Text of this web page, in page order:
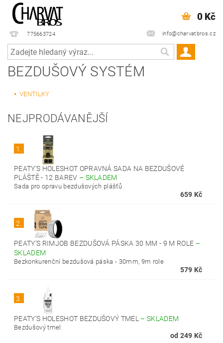
775663724 info@charvatbros.cz
0 Kč
BEZDUŠOVÝ SYSTÉM
VENTILKY
NEJPRODÁVANĚJŠÍ
1.
PEATY'S HOLESHOT OPRAVNÁ SADA NA BEZDUŠOVÉ
PLÁŠTĚ - 12 BAREV – SKLADEM
Sada pro opravu bezdušových plášťů
659 Kč
2.
PEATY'S RIMJOB BEZDUŠOVÁ PÁSKA 30 MM - 9 M ROLE –
SKLADEM
Bezkonkurenční bezdušová páska - 30mm, 9m role
579 Kč
3.
PEATY'S HOLESHOT BEZDUŠOVÝ TMEL –SKLADEM
Bezdušový tmel
od 249 Kč